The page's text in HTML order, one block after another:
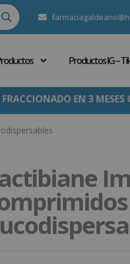
Productos IG –
EN 3